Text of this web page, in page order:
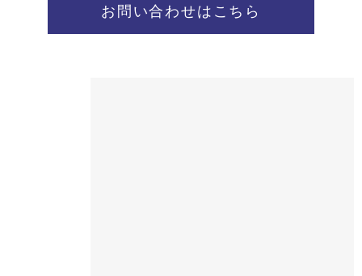
お問い合わせはこちら